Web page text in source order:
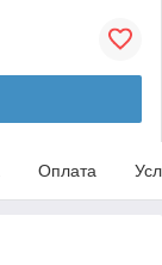
Оплата